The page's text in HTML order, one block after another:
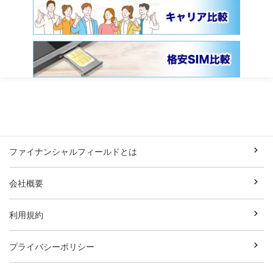
ファイナンシャルフィールドとは
会社概要
利用規約
プライバシーポリシー